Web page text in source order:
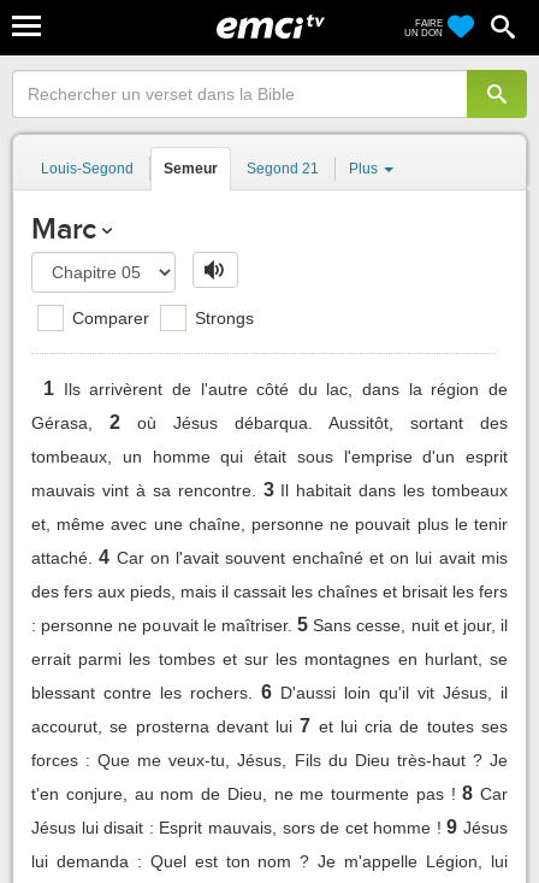
FAIRE
UN DON
Louis-Segond Semeur Segond 21 Plus
Marc
Comparer Strongs
1 Ils arrivèrent de l'autre côté du lac, dans la région de
Gérasa,
2
où Jésus débarqua. Aussitôt, sortant des
tombeaux, un homme qui était sous l'emprise d'un esprit
mauvais vint à sa rencontre.
3 Il habitait dans les tombeaux
et, même avec une chaîne, personne ne pouvait plus le tenir
attaché. 4 Car on l'avait souvent enchaîné et on lui avait mis
des fers aux pieds, mais il cassait les chaînes et brisait les fers
: personne ne pouvait le maîtriser. 5 Sans cesse, nuit et jour, il
errait parmi les tombes et sur les montagnes en hurlant, se
blessant contre les rochers.
6 D'aussi loin qu'il vit Jésus, il
accourut, se prosterna devant lui 7 et lui cria de toutes ses
forces : Que me veux-tu, Jésus, Fils du Dieu très-haut ? Je
t'en conjure, au nom de Dieu, ne me tourmente pas ! 8 Car
Jésus lui disait : Esprit mauvais, sors de cet homme ! 9 Jésus
lui demanda : Quel est ton nom ? Je m'appelle Légion, lui